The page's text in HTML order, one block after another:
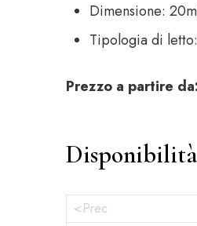
Dimensione:
Tipologia di letto:
Prezzo a partire da:
Disponibilità
<Prec